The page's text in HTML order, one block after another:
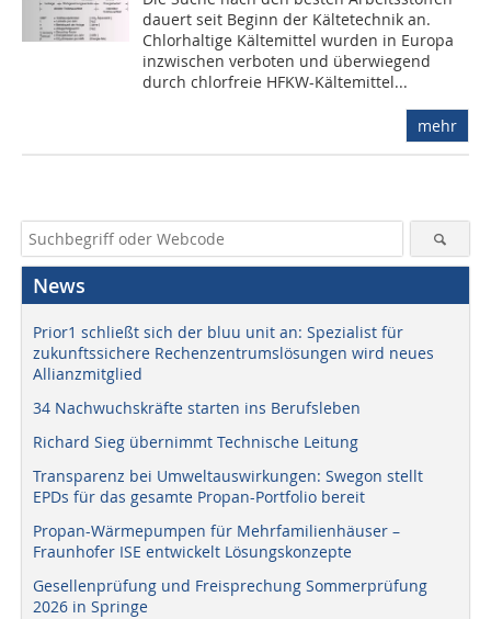
dauert seit Beginn der Kältetechnik an.
Chlorhaltige Kältemittel wurden in Europa
inzwischen verboten und überwiegend
durch chlorfreie HFKW-Kältemittel...
mehr
News
Prior1 schließt sich der bluu unit an: Spezialist für
zukunftssichere Rechenzentrumslösungen wird neues
Allianzmitglied
34 Nachwuchskräfte starten ins Berufsleben
Richard Sieg übernimmt Technische Leitung
Transparenz bei Umweltauswirkungen: Swegon stellt
EPDs für das gesamte Propan-Portfolio bereit
Propan-Wärmepumpen für Mehrfamilienhäuser –
Fraunhofer ISE entwickelt Lösungskonzepte
Gesellenprüfung und Freisprechung Sommerprüfung
2026 in Springe